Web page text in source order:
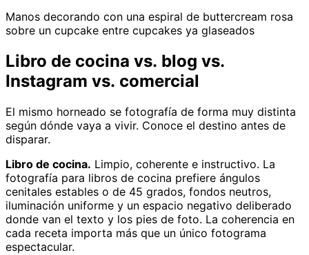
Manos decorando con una espiral de buttercream rosa
sobre un cupcake entre cupcakes ya glaseados
Libro de cocina vs. blog vs.
Instagram vs. comercial
El mismo horneado se fotografía de forma muy distinta
según dónde vaya a vivir. Conoce el destino antes de
disparar.
Libro de cocina. Limpio, coherente e instructivo. La
fotografía para libros de cocina prefiere ángulos
cenitales estables o de 45 grados, fondos neutros,
iluminación uniforme y un espacio negativo deliberado
donde van el texto y los pies de foto. La coherencia en
cada receta importa más que un único fotograma
espectacular.